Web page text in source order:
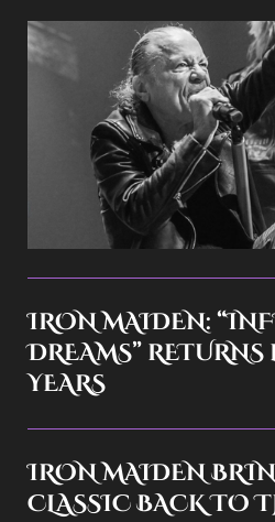
IRON MAIDEN:
DREAMS” RETURNS
YEARS
IRON MAIDEN
CLASSIC BACK TO